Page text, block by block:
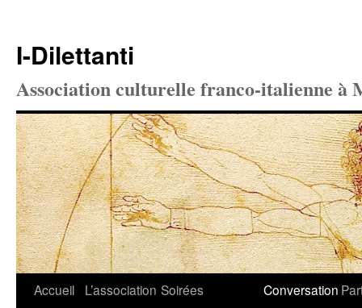
I-Dilettanti
Association culturelle franco-italienne à
Aller
Accueil L’association Soirées
Conversation